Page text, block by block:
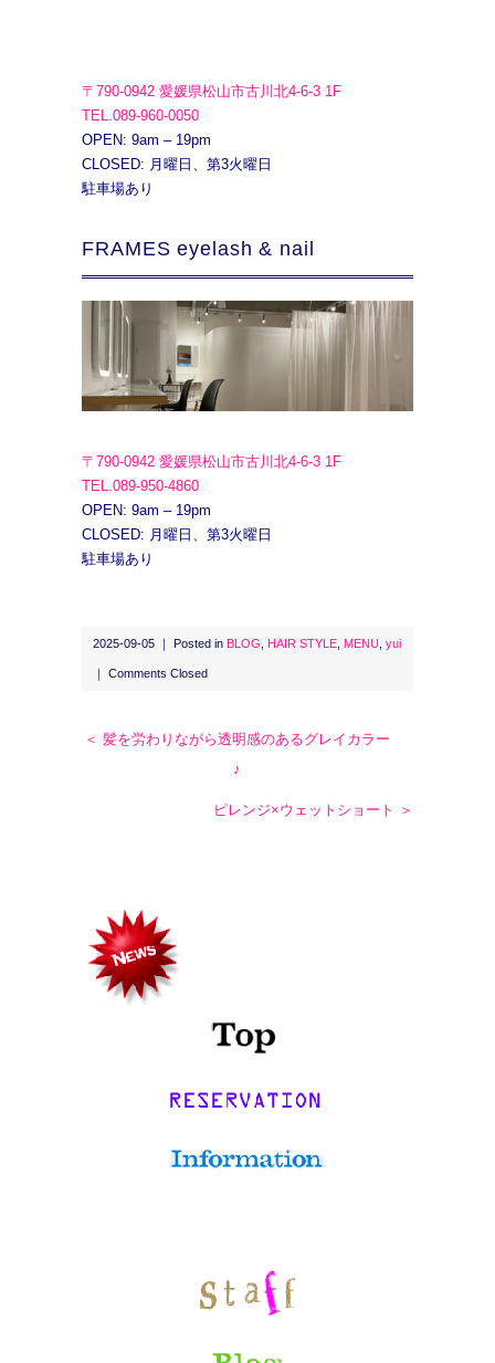
〒790-0942 愛媛県松山市古川北4-6-3 1F
TEL.089-960-0050
OPEN: 9am – 19pm
CLOSED: 月曜日、第3火曜日
駐車場あり
FRAMES eyelash & nail
〒790-0942 愛媛県松山市古川北4-6-3 1F
TEL.089-950-4860
OPEN: 9am – 19pm
CLOSED: 月曜日、第3火曜日
駐車場あり
2025-09-05 ｜ Posted in BLOG HAIR STYLE MENU yui
Comments Closed
＜ 髪を労わりながら透明感のあるグレイカラー
♪
ピレンジ×ウェットショート ＞